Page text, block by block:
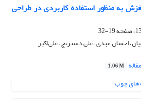
به منظور استفاده کاربردی در طراحی
19-32
احسان عبدی، علی دسترنج، علی‌اکبر
1.06 M